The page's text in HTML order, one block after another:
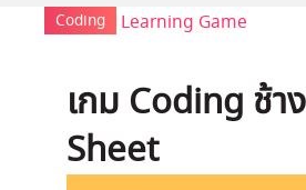
Coding
Learning Game
เกม Coding ช้
Sheet